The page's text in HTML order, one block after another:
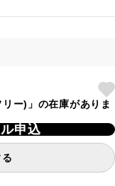
ー)」の在庫がありま
申込